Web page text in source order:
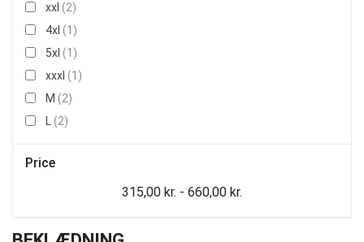
xxl (2)
4xl (1)
5xl (1)
xxxl (1)
M (2)
L (2)
Price
315,00 kr. - 660,00 kr.